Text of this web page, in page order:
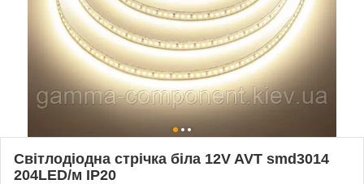
Світлодіодна стрічка біла 12V AVT smd3014
204LED/м IP20